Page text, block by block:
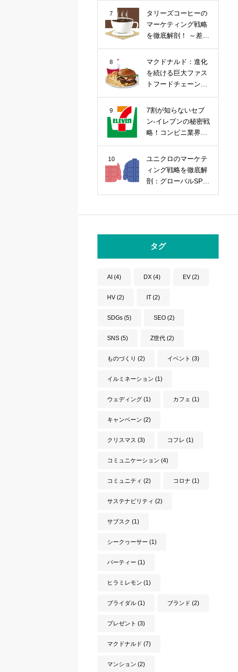
心トレンド」
7
タリーズコーヒーの
マーケティング戦略
を徹底解剖！ ～差別
題まで～
8
マクドナルド：進化
を続ける巨大ファス
トフードチェーンの
9
7割が知らないセブ
ン-イレブンの秘密戦
略！コンビニ業界の
10
ユニクロのマーケテ
ィング戦略を徹底解
剖：グローバルSPA
タグ
AI (4) DX (4) EV (2)
HV (2) IT (2)
SDGs (5) SEO (2)
SNS (5) Z世代 (2)
ものづくり (2) イベント (3)
イルミネーション (1)
ウェディング (1) カフェ (1)
キャンペーン (2)
クリスマス (3) コフレ (1)
コミュニケーション (4)
コミュニティ (2) コロナ (1)
サステナビリティ (2)
サブスク (1)
シークヮーサー (1)
パーティー (1)
ヒラミレモン (1)
ブライダル (1) ブランド (2)
プレゼント (3)
マクドナルド (7)
マンション (2)